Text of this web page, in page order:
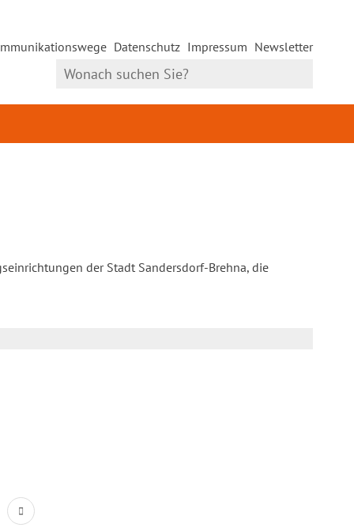
Datenschutz Impressum Newsletter
der Stadt Sandersdorf-Brehna, die